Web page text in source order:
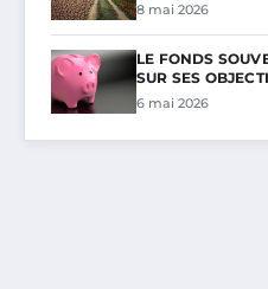
8 mai 2026
LE FONDS
SUR SES
6 mai 2026